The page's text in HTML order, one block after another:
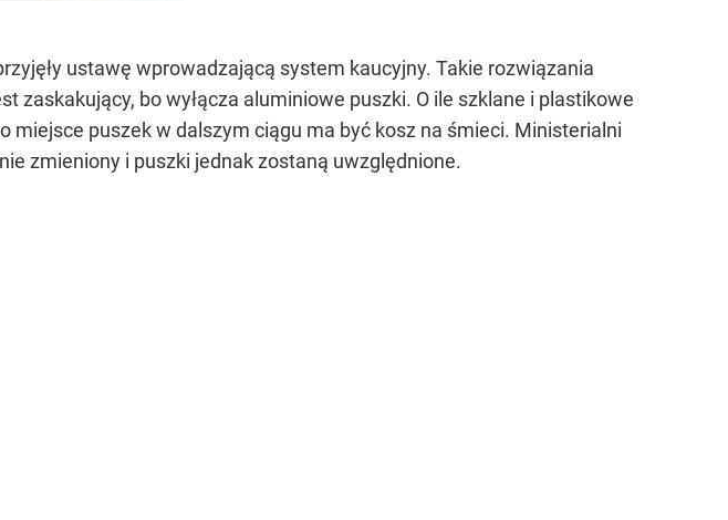
ustawę wprowadzającą system kaucyjny. Takie rozwiązania
zaskakujący, bo wyłącza aluminiowe puszki. O ile szklane i plastikowe
puszek w dalszym ciągu ma być kosz na śmieci. Ministerialni
zmieniony i puszki jednak zostaną uwzględnione.